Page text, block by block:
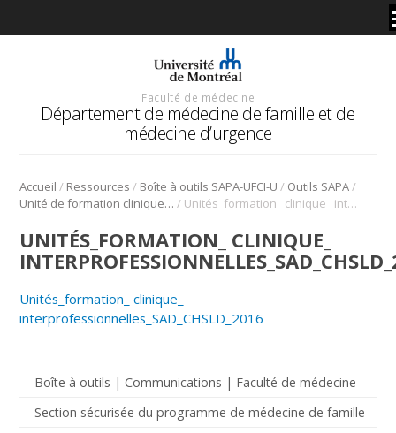
Faculté de médecine
Département de médecine de famille et de
médecine d’urgence
Accueil / Ressources / Boîte à outils SAPA-UFCI-U / Outils SAPA/
Unité de formation clinique interprofessionnelle universitaire (UFCI-U) / Unités_formation_ clinique_ interprofessionnelles_SAD_CHSLD_2016
Boîte à outils | Communications | Faculté de médecine
Section sécurisée du programme de médecine de famille
UNITÉS_FORMATION_ CLINIQUE_
Unités_formation_ clinique_
interprofessionnelles_SAD_CHSLD_2016